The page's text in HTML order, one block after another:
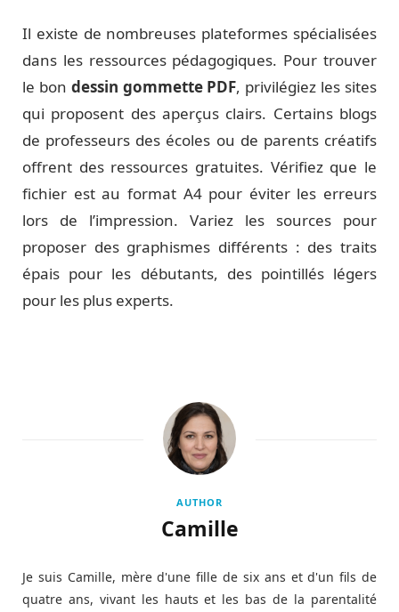
Il existe de nombreuses plateformes spécialisées
dans les ressources pédagogiques. Pour trouver
le bon dessin gommette PDF, privilégiez les sites
qui proposent des aperçus clairs. Certains blogs
de professeurs des écoles ou de parents créatifs
offrent des ressources gratuites. Vérifiez que le
fichier est au format A4 pour éviter les erreurs
lors de l’impression. Variez les sources pour
proposer des graphismes différents : des traits
épais pour les débutants, des pointillés légers
pour les plus experts.
AUTHOR
Camille
Je suis Camille, mère d'une fille de six ans et d'un fils de
quatre ans, vivant les hauts et les bas de la parentalité